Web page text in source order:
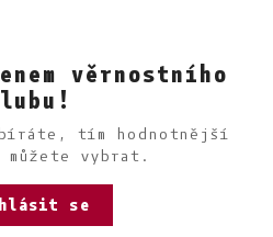
věrnostního
tím hodnotnější
můžete vybrat.
se